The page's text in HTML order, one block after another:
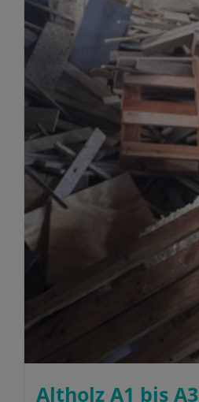
Altholz A1 bis A3